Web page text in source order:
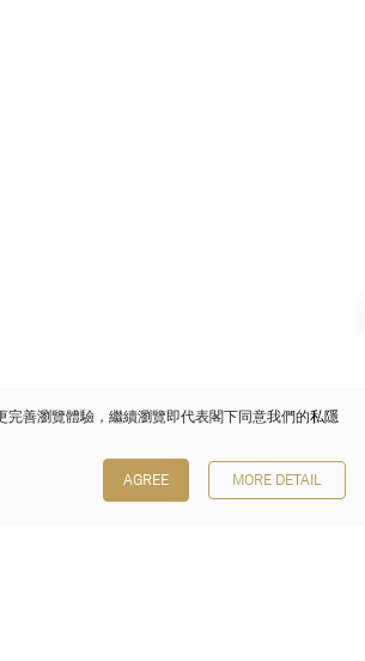
完善瀏覽體驗，繼續瀏覽即代表閣下同意我們的私隱
AGREE MORE DETAIL